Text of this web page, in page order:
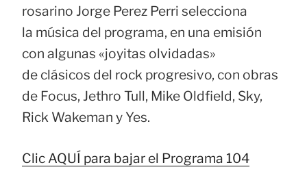
rosarino Jorge Perez Perri selecciona
la música del programa, en una emisión
con algunas «joyitas olvidadas»
de clásicos del rock progresivo, con obras
de Focus, Jethro Tull, Mike Oldfield, Sky,
Rick Wakeman y Yes.
Clic AQUÍ para bajar el Programa 104